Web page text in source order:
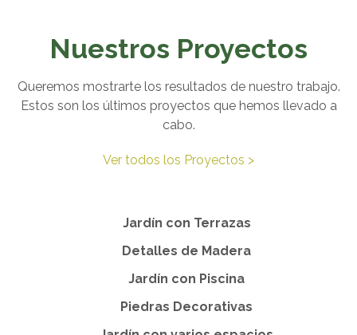
Nuestros Proyectos
Queremos mostrarte los resultados de nuestro trabajo.
Estos son los últimos proyectos que hemos llevado a
cabo.
Ver todos los Proyectos >
Jardín con Terrazas
Detalles de Madera
Jardín con Piscina
Piedras Decorativas